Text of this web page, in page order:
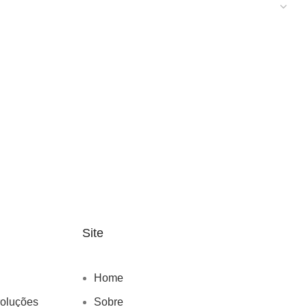
Site
Home
Sobre